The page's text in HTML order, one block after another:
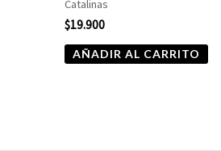
Catalinas
$19.900
AÑADIR AL CARRITO